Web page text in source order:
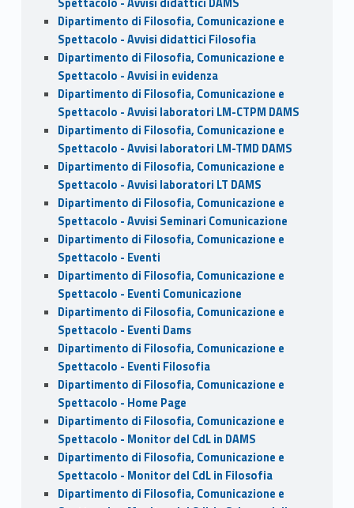
Dipartimento di Filosofia, Comunicazione e
Spettacolo - Avvisi didattici Filosofia
Dipartimento di Filosofia, Comunicazione e
Spettacolo - Avvisi in evidenza
Dipartimento di Filosofia, Comunicazione e
Spettacolo - Avvisi laboratori LM-CTPM DAMS
Dipartimento di Filosofia, Comunicazione e
Spettacolo - Avvisi laboratori LM-TMD DAMS
Dipartimento di Filosofia, Comunicazione e
Spettacolo - Avvisi laboratori LT DAMS
Dipartimento di Filosofia, Comunicazione e
Spettacolo - Avvisi Seminari Comunicazione
Dipartimento di Filosofia, Comunicazione e
Spettacolo - Eventi
Dipartimento di Filosofia, Comunicazione e
Spettacolo - Eventi Comunicazione
Dipartimento di Filosofia, Comunicazione e
Spettacolo - Eventi Dams
Dipartimento di Filosofia, Comunicazione e
Spettacolo - Eventi Filosofia
Dipartimento di Filosofia, Comunicazione e
Spettacolo - Home Page
Dipartimento di Filosofia, Comunicazione e
Spettacolo - Monitor del CdL in DAMS
Dipartimento di Filosofia, Comunicazione e
Spettacolo - Monitor del CdL in Filosofia
Dipartimento di Filosofia, Comunicazione e